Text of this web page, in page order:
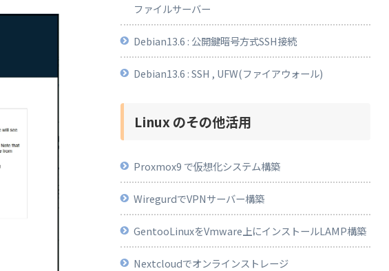
ファイルサーバー
Debian13.6 : 公開鍵暗号方式SSH接続
Debian13.6 : SSH , UFW(ファイアウォール)
Linux のその他活用
Proxmox9 で仮想化システム構築
WiregurdでVPNサーバー構築
GentooLinuxをVmware上にインストールLAMP構築
Nextcloudでオンラインストレージ